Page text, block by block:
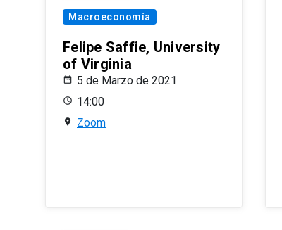
Macroeconomía
Felipe Saffie, University
of Virginia
5 de Marzo de 2021
14:00
Zoom